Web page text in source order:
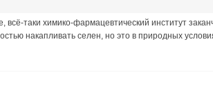
всё-таки химико-фармацевтический институт
накапливать селен, но это в природных